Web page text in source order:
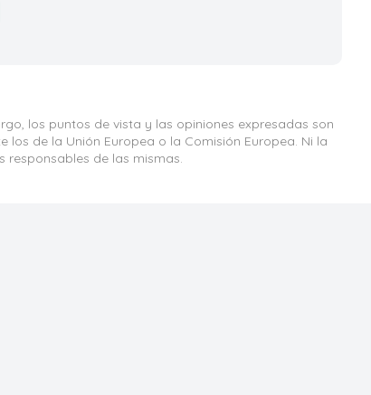
los puntos de vista y las opiniones expresadas son
de la Unión Europea o la Comisión Europea. Ni la
responsables de las mismas.